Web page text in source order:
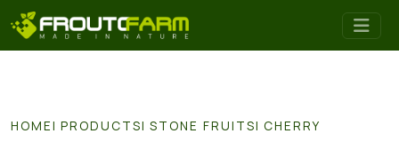
HOME PRODUCTS STONE FRUITS CHERRY